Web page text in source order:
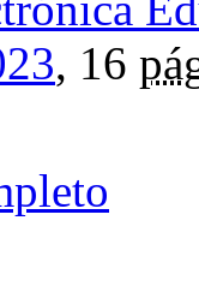
, 16